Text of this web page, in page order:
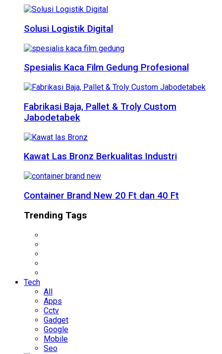
Solusi Logistik Digital
Spesialis Kaca Film Gedung Profesional
Fabrikasi Baja, Pallet & Troly Custom
Jabodetabek
Kawat Las Bronz Berkualitas Industri
Container Brand New 20 Ft dan 40 Ft
Trending Tags
Tech
All
Apps
Cctv
Gadget
Google
Mobile
Seo